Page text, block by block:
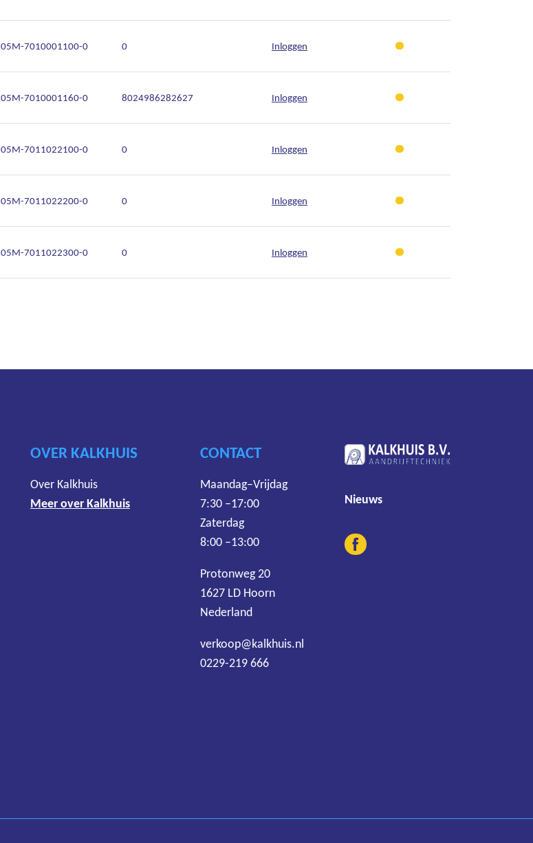
05M-7010001100-0 0 Inloggen
05M-7010001160-0 8024986282627 Inloggen
05M-7011022100-0 0 Inloggen
05M-7011022200-0 0 Inloggen
05M-7011022300-0 0 Inloggen
OVER KALKHUIS
Over Kalkhuis
Meer over Kalkhuis
CONTACT
Maandag–Vrijdag
7:30 –17:00
Zaterdag
8:00 –13:00
Protonweg 20
1627 LD Hoorn
Nederland
verkoop@kalkhuis.nl
0229-219 666
Nieuws